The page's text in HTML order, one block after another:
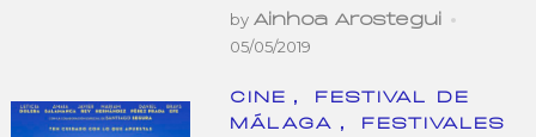
by Ainhoa Arostegui
05/05/2019
CINE ,
FESTIVAL DE
MÁLAGA , FESTIVALES